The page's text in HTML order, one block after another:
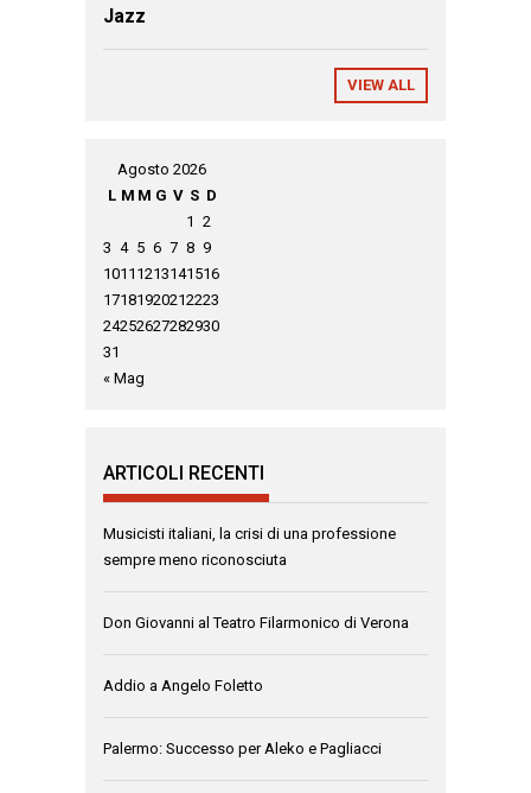
Jazz
VIEW ALL
Agosto 2026
L M M G V S D
1 2
3 4 5 6 7 8 9
1011 1213141516
17181920212223
24252627282930
31
« Mag
ARTICOLI RECENTI
Musicisti italiani, la crisi di una professione
sempre meno riconosciuta
Don Giovanni al Teatro Filarmonico di Verona
Addio a Angelo Foletto
Palermo: Successo per Aleko e Pagliacci